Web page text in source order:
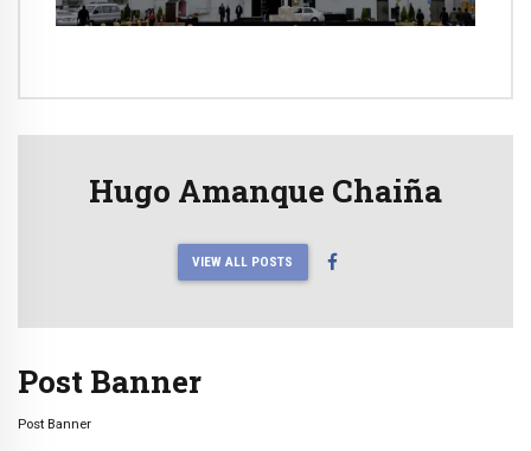
Hugo Amanque Chaiña
VIEW ALL POSTS
Post Banner
Post Banner